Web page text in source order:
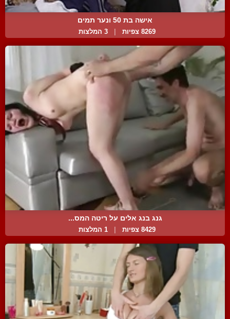
אישה בת 50 ונער תמים
8269 צפיות 3 המלצות
גנג בנג אלים על ריטה המס...
8429 צפיות | 1 המלצות